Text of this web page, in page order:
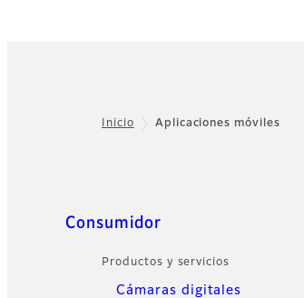
Inicio Aplicaciones móviles
Sitemap
Consumidor
Productos y servicios
Cámaras digitales